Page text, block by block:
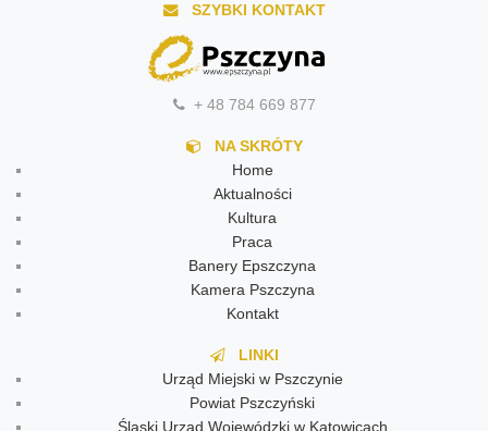
SZYBKI KONTAKT
+ 48 784 669 877
NA SKRÓTY
Home
Aktualności
Kultura
Praca
Banery Epszczyna
Kamera Pszczyna
Kontakt
LINKI
Urząd Miejski w Pszczynie
Powiat Pszczyński
Śląski Urząd Wojewódzki w Katowicach